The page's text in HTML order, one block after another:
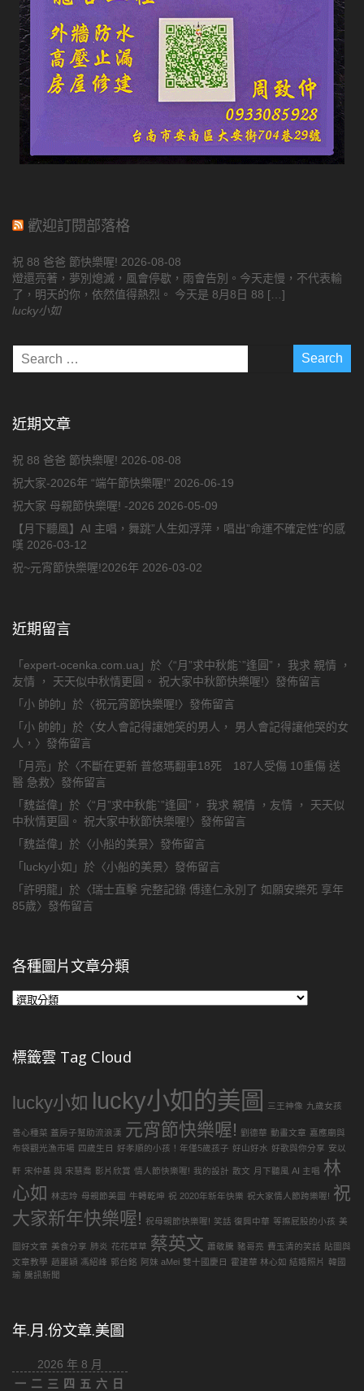
歡迎訂閱部落格
祝 88 爸爸 節快樂喔! 2026-08-08
燈還亮著，夢別熄滅，風會停歇，雨會告別。今天走慢，不代表輸
了，明天的你，依然值得熱烈。 今天是 8月8日 88 […]
lucky小如
近期文章
祝 88 爸爸 節快樂喔! 2026-08-08
祝大家-2026年 “端午節快樂喔!” 2026-06-19
祝大家 母親節快樂喔! -2026 2026-05-09
【月下聽風】AI 主唱，舞跳”人生如浮萍，唱出”命運不確定性”的感
嘆 2026-03-12
祝~元宵節快樂喔!2026年 2026-03-02
近期留言
「expert-ocenka.com.ua 」於〈“月”求中秋能`”逢圓”， 我求 親情 ，
友情 ， 天天似中秋情更圓。 祝大家中秋節快樂喔!〉發佈留言
「 小 帥帥 」於〈祝元宵節快樂喔!〉發佈留言
「 小 帥帥 」於〈女人會記得讓她笑的男人， 男人會記得讓他哭的女
人， 〉發佈留言
「 月亮 」於〈不斷在更新 普悠瑪翻車18死 187人受傷 10重傷 送
醫 急救〉發佈留言
「 魏益偉 」於〈“月”求中秋能`”逢圓”， 我求 親情 ，友情 ， 天天似
中秋情更圓。 祝大家中秋節快樂喔!〉發佈留言
「 魏益偉 」於〈小船的美景〉發佈留言
「 lucky小如 」於〈小船的美景〉發佈留言
「許明龍 」於〈瑞士直擊 完整記錄 傅達仁永別了 如願安樂死 享年
85歲〉發佈留言
各種圖片文章分類
各
片
文
分
類
標籤雲 Tag Cloud
lucky小如 lucky小如的美圖 三王神像 九歲女孩
善心種菜 蓋房子幫助流浪漢 元宵節快樂喔! 劉德華 動畫文章 嘉應廟與
布袋觀光漁市場 四歲生日 好孝順的小孩！年僅5歲孩子 好山好水 好歌與你分享 安以
軒 宋仲基 與 宋慧喬 影片欣賞 情人節快樂喔! 我的設計 散文 月下聽風 AI 主唱 林
心如 林志玲 母親節美圖 牛轉乾坤 祝 2020年新年快樂 祝大家情人節跨樂喔! 祝
大家新年快樂喔! 祝母親節快樂喔! 笑話 復興中華 等擦屁股的小孩 美
圖好文章 美食分享 肺炎 花花草草 蔡英文 蕭敬騰 豬哥亮 費玉清的笑話 貼圖與
文章教學 趙麗穎 馮紹峰 郭台銘 阿妹 aMei 雙十國慶日 霍建華 林心如 結婚照片
韓國
瑜 騰訊新聞
年.月.份文章.美圖
2026 年 8 月
一 二 三 四 五 六 日